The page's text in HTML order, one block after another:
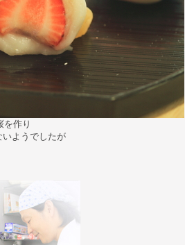
を作り
ようでしたが